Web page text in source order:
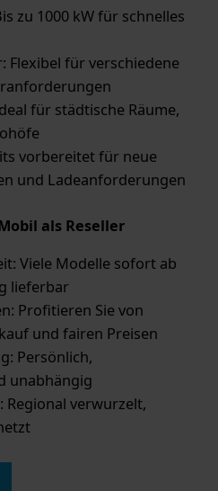
zu 1000 kW für schnelles
Flexibel für verschiedene
für städtische Räume,
vorbereitet für neue
und Ladeanforderungen
als Reseller
Viele Modelle sofort ab
lieferbar
Profitieren Sie von
und fairen Preisen
Persönlich,
unabhängig
Regional verwurzelt,